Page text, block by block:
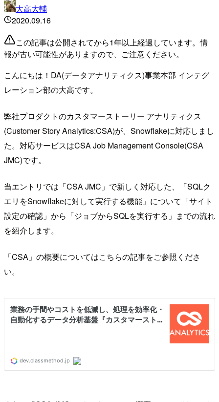
大高大輔
2020.09.16
この記事は公開されてから1年以上経過しています。情
報が古い可能性がありますので、ご注意ください。
こんにちは！DA(データアナリティクス)事業本部 インテグ
レーション部の大高です。
弊社プロダクトのカスタマーストーリー アナリティクス
(Customer Story Analytics:CSA)が、Snowflakeに対応しまし
た。対応サービスはCSA Job Management Console(CSA
JMC)です。
当エントリでは「CSA JMC」で新しく対応した、「SQLク
エリをSnowflakeに対して実行する機能」について「サイト
設定の確認」から「ジョブからSQLを実行する」までの流れ
を紹介します。
「CSA」の概要についてはこちらの記事をご参照くださ
い。